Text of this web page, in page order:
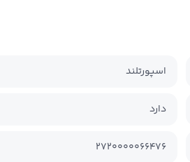
اسپورتلند
دارد
2720000066476